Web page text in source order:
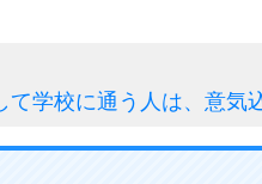
学校に通う人は、意気